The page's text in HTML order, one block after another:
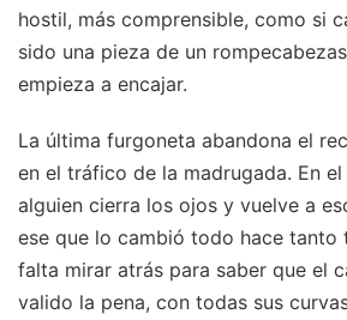
hostil, más comprensible, como si
sido una pieza de un
empieza a encajar.
La última furgoneta abandona el
en el tráfico de la madrugada. En
alguien cierra los ojos y vuelve a
ese que lo cambió todo hace tanto
falta mirar atrás para saber que el
valido la pena, con todas sus